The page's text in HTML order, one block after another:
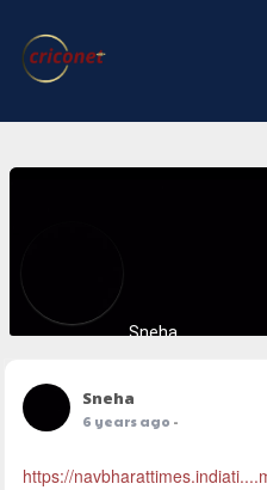
Sneha
Sneha
6 years ago -
https://